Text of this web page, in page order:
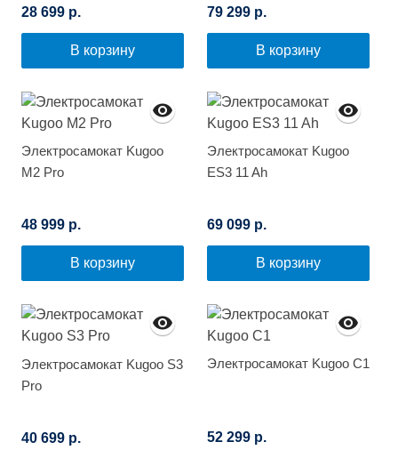
28 699 р.
В корзину
79 299 р.
В корзину
Электросамокат Kugoo
M2 Pro
48 999 р.
В корзину
Электросамокат Kugoo
ES3 11 Ah
69 099 р.
В корзину
Электросамокат Kugoo S3
Pro
40 699 р.
Электросамокат Kugoo C1
52 299 р.